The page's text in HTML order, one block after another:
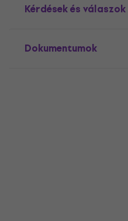
Kérdések és válaszok
Dokumentumok